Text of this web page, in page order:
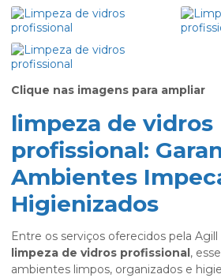
Clique nas imagens para ampliar
limpeza de vidros
profissional:
Ambientes
Higienizados
Entre os serviços oferecidos pela
limpeza de vidros profissional,
ambientes limpos, organizados e